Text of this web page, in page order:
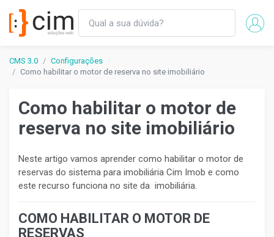
CMS 3.0
Configurações
Como habilitar o motor de reserva no site imobiliário
Como habilitar o motor de
reserva no site imobiliário
Neste artigo vamos aprender como habilitar o motor de
reservas do sistema para imobiliária Cim Imob e como
este recurso funciona no site da imobiliária.
COMO HABILITAR O MOTOR DE
RESERVAS